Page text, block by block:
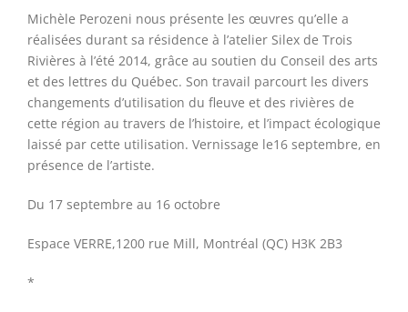
Michèle Perozeni nous présente les œuvres qu’elle a
réalisées durant sa résidence à l’atelier Silex de Trois
Rivières à l’été 2014, grâce au soutien du Conseil des arts
et des lettres du Québec. Son travail parcourt les divers
changements d’utilisation du fleuve et des rivières de
cette région au travers de l’histoire, et l’impact écologique
laissé par cette utilisation. Vernissage le16 septembre, en
présence de l’artiste.
Du 17 septembre au 16 octobre
Espace VERRE,1200 rue Mill, Montréal (QC) H3K 2B3
*